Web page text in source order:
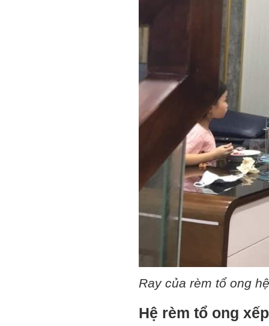
Ray của rèm tổ ong
Hệ rèm tổ ong